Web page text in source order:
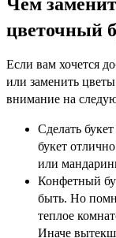
цветочный
Если вам хочется
или заменить
внимание на
Сделать
букет
или
Конфетный
быть. Но
теплое
Иначе